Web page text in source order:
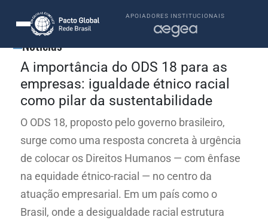
APOIADORES INSTITUCIONAIS
Notícias
A importância do ODS 18 para as
empresas: igualdade étnico racial
como pilar da sustentabilidade
O ODS 18, proposto pelo governo brasileiro,
surge como uma resposta concreta à urgência
de colocar os Direitos Humanos — com ênfase
na equidade étnico-racial — no centro da
atuação empresarial. Em um país como o
Brasil, onde a desigualdade racial estrutura